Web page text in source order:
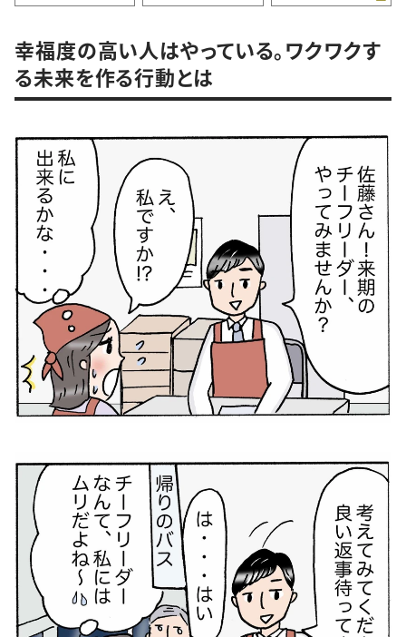
幸福度の高い人はやっている。ワクワクす
る未来を作る行動とは